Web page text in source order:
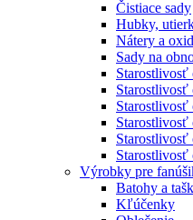
Čistiace sady
Hubky,
Nátery a
Sady na
Starostlivosť
Starostlivosť
Starostlivosť
Starostlivosť
Starostlivosť
Starostlivosť
Výrobky pre
Batohy a
Kľúčenky